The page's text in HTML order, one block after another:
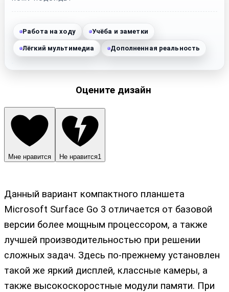
Работа на ходу Учёба и заметки
Лёгкий мультимедиа Дополненная реальность
Оцените дизайн
Мне нравится Не нравится1
Данный вариант компактного планшета
Microsoft Surface Go 3 отличается от базовой
версии более мощным процессором, а также
лучшей производительностью при решении
сложных задач. Здесь по-прежнему установлен
такой же яркий дисплей, классные камеры, а
также высокоскоростные модули памяти. При